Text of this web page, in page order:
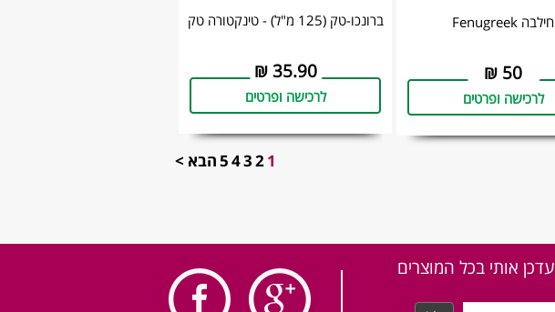
חילבה Fenugreek
50
₪
לרכישה ופרטים
ברונכו-טק (125 מ"ל) - טינקטורה טק
35.90
₪
לרכישה ופרטים
1
2
3
4
5הבא >
עדכן אותי בכל המוצרים